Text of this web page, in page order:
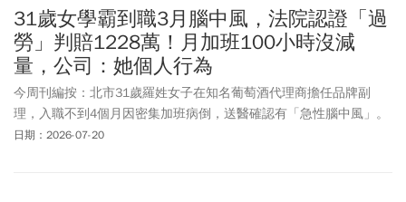
31歲女學霸到職3月腦中風，法院認證「過
勞」判賠1228萬！月加班100小時沒減
量，公司：她個人行為
今周刊編按：北市31歲羅姓女子在知名葡萄酒代理商擔任品牌副
理，入職不到4個月因密集加班病倒，送醫確認有「急性腦中風」。
並有失語、認知及肢體障礙等狀況，她為此向公司求償1344萬3514
日期：2026-07-20